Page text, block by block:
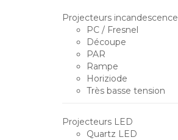
Projecteurs incandescence
PC / Fresnel
Découpe
PAR
Rampe
Horiziode
Très basse tension
Projecteurs LED
Quartz LED